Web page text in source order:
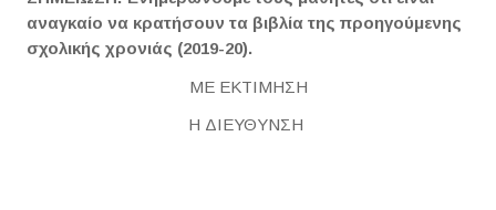
αναγκαίο να κρατήσουν τα βιβλία της προηγούμενης
σχολικής χρονιάς (2019-20).
ΜΕ ΕΚΤΙΜΗΣΗ
Η ΔΙΕΥΘΥΝΣΗ